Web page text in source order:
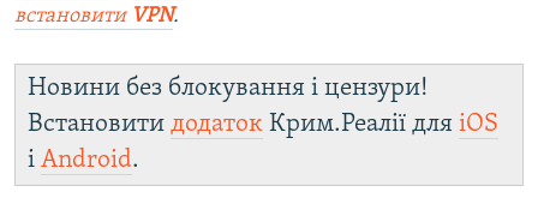
встановити VPN.
Новини без блокування і цензури!
Встановити додаток Крим.Реалії для iOS
і Android.